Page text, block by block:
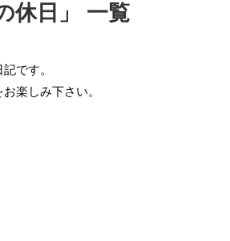
休日」 一覧
です。
楽しみ下さい。